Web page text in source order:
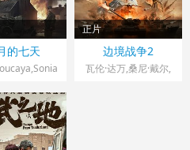
争片
：大卫·阿
的七天
正片
印度> 战争片
2026 导演：安劳格·
边境战争2
瓦伦·达万,桑尼·戴尔,